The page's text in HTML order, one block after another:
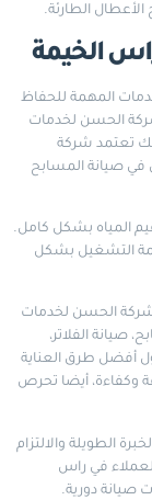
الطارئة.
الخيمة
المهمة للحفاظ
شركة الحسن لخدمات
تعتمد شركة
صيانة المسابح
المياه بشكل كامل.
التشغيل بشكل
شركة الحسن لخدمات
صيانة الفلاتر،
أفضل طرق العناية
وكفاءة، أيضا تحرص
الطويلة والالتزام
في راس
صيانة دورية.